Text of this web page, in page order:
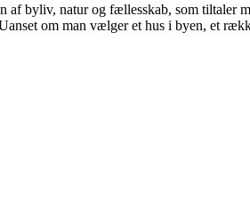
af byliv, natur og fællesskab, som tiltaler
om man vælger et hus i byen, et